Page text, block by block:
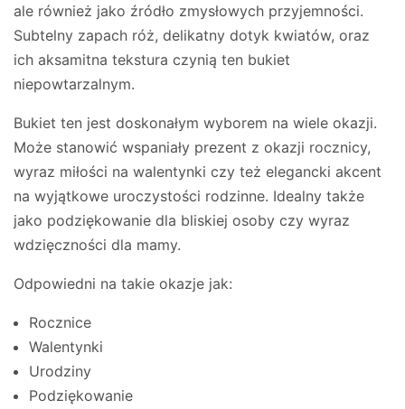
ale również jako źródło zmysłowych przyjemności.
Subtelny zapach róż, delikatny dotyk kwiatów, oraz
ich aksamitna tekstura czynią ten bukiet
niepowtarzalnym.
Bukiet ten jest doskonałym wyborem na wiele okazji.
Może stanowić wspaniały prezent z okazji rocznicy,
wyraz miłości na walentynki czy też elegancki akcent
na wyjątkowe uroczystości rodzinne. Idealny także
jako podziękowanie dla bliskiej osoby czy wyraz
wdzięczności dla mamy.
Odpowiedni na takie okazje jak:
Rocznice
Walentynki
Urodziny
Podziękowanie